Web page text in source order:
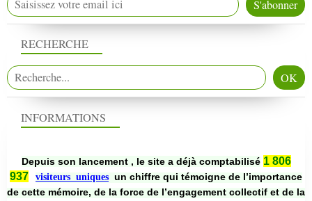
RECHERCHE
INFORMATIONS
Depuis son lancement , le site a déjà comptabilisé 1 806
937
visiteurs uniques un chiffre qui témoigne de l’importance
de cette mémoire, de la force de l’engagement collectif et de la